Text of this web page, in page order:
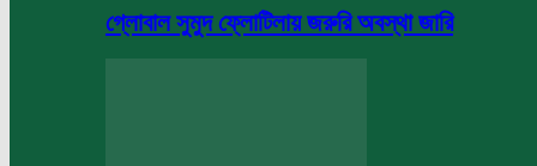
গ্লোবাল সুমুদ ফ্লোটিলায় জরুরি অবস্থা জারি